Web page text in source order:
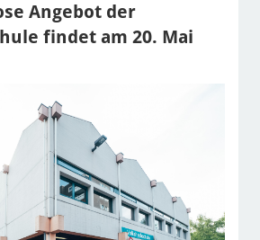
Angebot der
findet am 20. Mai